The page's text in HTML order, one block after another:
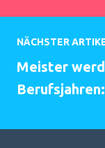
NÄCHSTER
Meister